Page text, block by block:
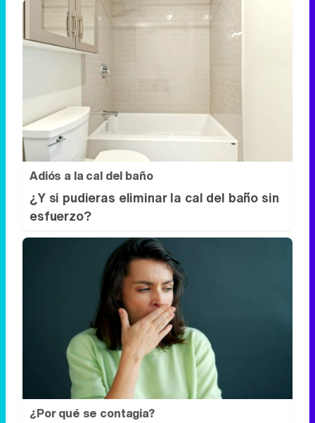
Adiós a la cal del baño
¿Y si pudieras eliminar la cal del baño sin
esfuerzo?
¿Por qué se contagia?